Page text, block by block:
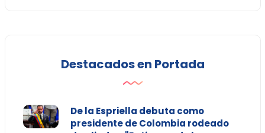
Destacados en Portada
De la Espriella debuta como
presidente de Colombia rodeado